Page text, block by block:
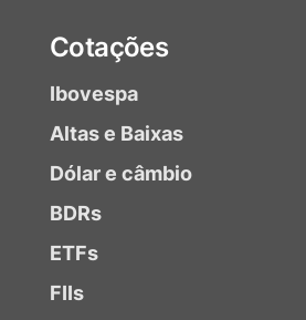
Cotações
Ibovespa
Altas e Baixas
Dólar e câmbio
BDRs
ETFs
FIIs